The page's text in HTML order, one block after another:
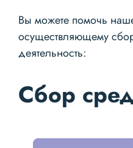
Вы можете помочь
осуществляющему
деятельность:
Сбор